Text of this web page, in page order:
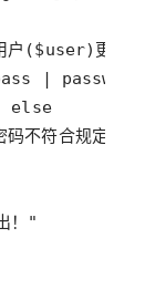
                                else